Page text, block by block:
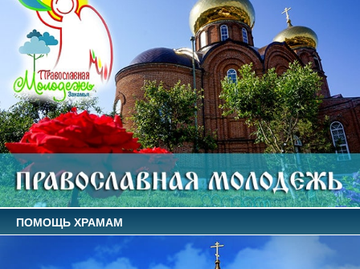
ПОМОЩЬ ХРАМАМ